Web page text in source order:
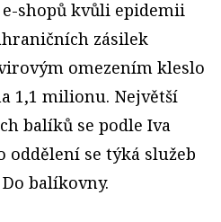
shopů kvůli epidemii
zásilek
omezením kleslo
1,1 milionu. Největší
balíků se podle Iva
oddělení se týká služeb
balíkovny.